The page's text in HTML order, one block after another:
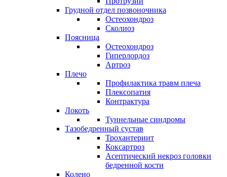
Грудной отдел позвоночника
Остеохондроз
Сколиоз
Поясница
Остеохондроз
Гиперлордоз
Артроз
Плечо
Профилактика травм плеча
Плексопатия
Контрактура
Локоть
Туннельные синдромы
Тазобедренный сустав
Трохантериит
Коксартроз
Асептический некроз головки
бедренной кости
Колено